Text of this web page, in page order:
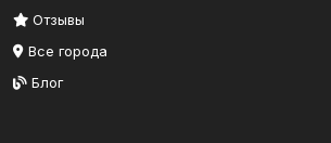
Отзывы
Все города
Блог